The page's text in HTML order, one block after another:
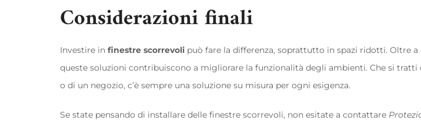
Considerazioni finali
Investire in finestre scorrevoli può fare la differenza, soprattutto in spazi ridotti. Oltre
queste soluzioni contribuiscono a migliorare la funzionalità degli ambienti. Che si
o di un negozio, c’è sempre una soluzione su misura per ogni esigenza.
Se state pensando di installare delle finestre scorrevoli, non esitate a contattare